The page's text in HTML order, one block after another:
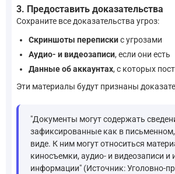
3. Предоставить доказательства
Сохраните все доказательства угроз:
Скриншоты перепискис угрозами
Аудио- и видеозаписи, если они есть
Данные об аккаунтах, с которых
Эти материалы будут признаны
"Документы могут содержать
зафиксированные как в
виде. К ним могут относиться
киносъемки, аудио- и видеозаписи и
информации" (Источник: Уголовно-